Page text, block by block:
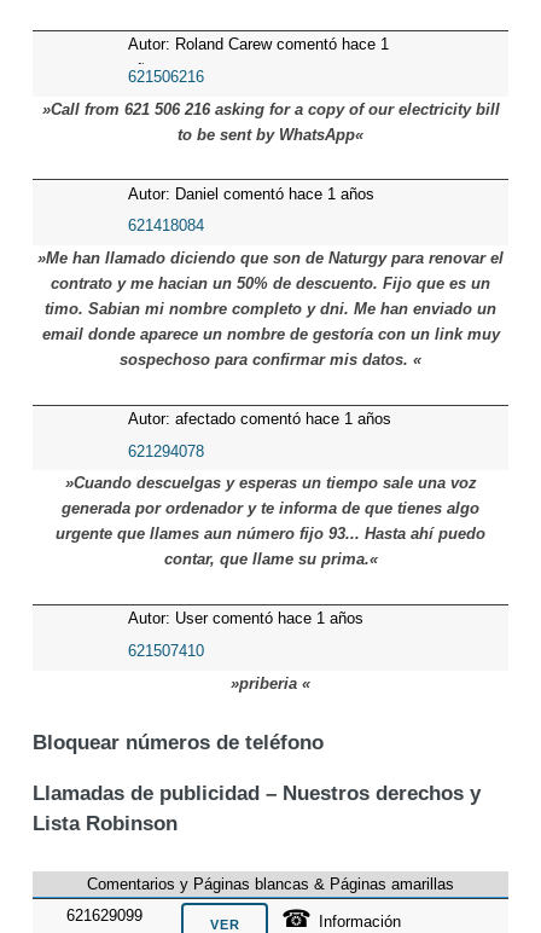
Autor: Roland Carew comentó hace 1
años
621506216
»Call from 621 506 216 asking for a copy of our electricity bill
to be sent by WhatsApp«
Autor: Daniel comentó hace 1 años
621418084
»Me han llamado diciendo que son de Naturgy para renovar el
contrato y me hacian un 50% de descuento. Fijo que es un
timo. Sabian mi nombre completo y dni. Me han enviado un
email donde aparece un nombre de gestoría con un link muy
sospechoso para confirmar mis datos. «
Autor: afectado comentó hace 1 años
621294078
»Cuando descuelgas y esperas un tiempo sale una voz
generada por ordenador y te informa de que tienes algo
urgente que llames aun número fijo 93... Hasta ahí puedo
contar, que llame su prima.«
Autor: User comentó hace 1 años
621507410
»priberia «
Bloquear números de teléfono
Llamadas de publicidad – Nuestros derechos y
Lista Robinson
Comentarios y Páginas blancas & Páginas amarillas
621629099
☎
Información